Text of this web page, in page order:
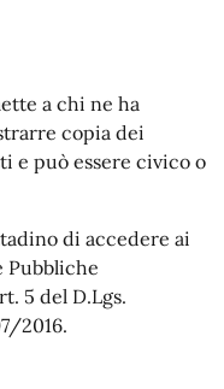
a chi ne ha
copia dei
e può essere civico o
di accedere ai
Pubbliche
5 del D.Lgs.
2016.